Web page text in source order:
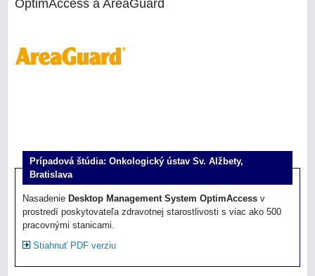
OptimAccess a AreaGuard
Prípadová štúdia: Onkologický ústav Sv. Alžbety,
Bratislava
Nasadenie Desktop Management System OptimAccess v
prostredí poskytovateľa zdravotnej starostlivosti s viac ako 500
pracovnými stanicami.
Stiahnuť PDF verziu